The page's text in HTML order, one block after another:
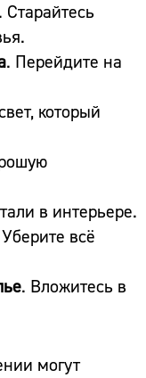
. Старайтесь
. Перейдите на
который
в интерьере.
всё
. Вложитесь в
могут